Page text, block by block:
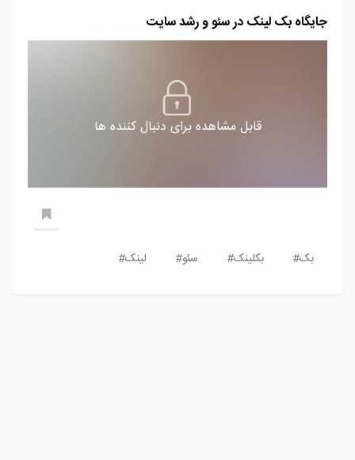
جایگاه بک لینک در سئو و رشد سایت
قابل مشاهده برای دنبال کننده ها
بک# بکلینک# سئو# لینک#